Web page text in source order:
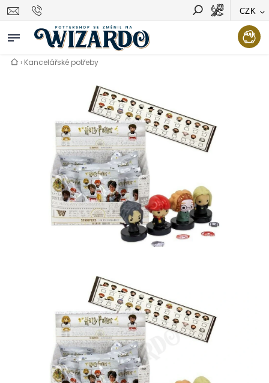
CZK
Vyhledávání Hledat
› Kancelářské potřeby